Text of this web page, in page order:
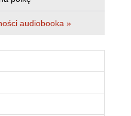
audiobooka »